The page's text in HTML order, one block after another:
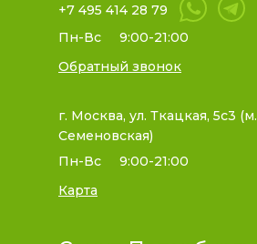
+7 495 414 28 79
Пн-Вс
9:00-21:00
Обратный звонок
г. Москва, ул. Ткацкая, 5с3 (м.
Семеновская)
Пн-Вс
9:00-21:00
Карта